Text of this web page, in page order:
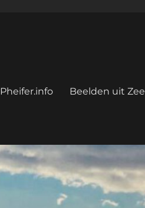
Pheifer.info Beelden uit Zee